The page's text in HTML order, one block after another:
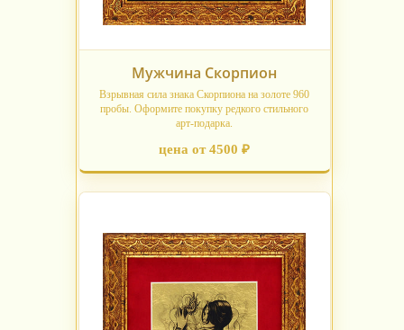
Мужчина Скорпион
Взрывная сила знака Скорпиона на золоте 960
пробы. Оформите покупку редкого стильного
арт-подарка.
цена от 4500 ₽